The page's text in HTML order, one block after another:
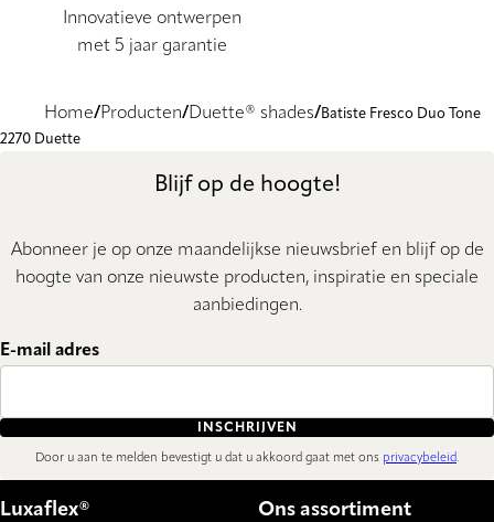
Innovatieve ontwerpen
met 5 jaar garantie
Home Producten Duette® shades
Batiste Fresco Duo Tone
2270 Duette
Blijf op de hoogte!
Abonneer je op onze maandelijkse nieuwsbrief en blijf op de
hoogte van onze nieuwste producten, inspiratie en speciale
aanbiedingen.
E-mail adres
INSCHRIJVEN
Door u aan te melden bevestigt u dat u akkoord gaat met ons privacybeleid.
Luxaflex® Ons assortiment